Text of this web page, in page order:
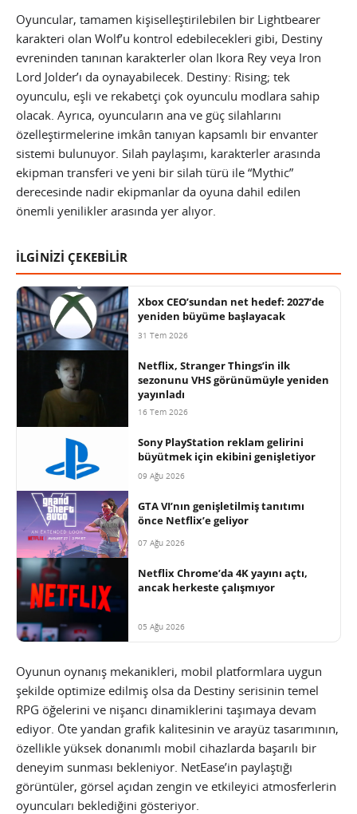
Oyuncular, tamamen kişiselleştirilebilen bir Lightbearer
karakteri olan Wolf’u kontrol edebilecekleri gibi, Destiny
evreninden tanınan karakterler olan Ikora Rey veya Iron
Lord Jolder’ı da oynayabilecek. Destiny: Rising; tek
oyunculu, eşli ve rekabetçi çok oyunculu modlara sahip
olacak. Ayrıca, oyuncuların ana ve güç silahlarını
özelleştirmelerine imkân tanıyan kapsamlı bir envanter
sistemi bulunuyor. Silah paylaşımı, karakterler arasında
ekipman transferi ve yeni bir silah türü ile “Mythic”
derecesinde nadir ekipmanlar da oyuna dahil edilen
önemli yenilikler arasında yer alıyor.
İLGİNİZİ ÇEKEBİLİR
Xbox CEO’sundan net hedef: 2027’de
yeniden büyüme başlayacak
31 Tem 2026
Netflix, Stranger Things’in ilk
sezonunu VHS görünümüyle yeniden
yayınladı
16 Tem 2026
Sony PlayStation reklam gelirini
büyütmek için ekibini genişletiyor
09 Ağu 2026
GTA VI’nın genişletilmiş tanıtımı
önce Netflix’e geliyor
07 Ağu 2026
Netflix Chrome’da 4K yayını açtı,
ancak herkeste çalışmıyor
05 Ağu 2026
Oyunun oynanış mekanikleri, mobil platformlara uygun
şekilde optimize edilmiş olsa da Destiny serisinin temel
RPG öğelerini ve nişancı dinamiklerini taşımaya devam
ediyor. Öte yandan grafik kalitesinin ve arayüz tasarımının,
özellikle yüksek donanımlı mobil cihazlarda başarılı bir
deneyim sunması bekleniyor. NetEase’in paylaştığı
görüntüler, görsel açıdan zengin ve etkileyici atmosferlerin
oyuncuları beklediğini gösteriyor.